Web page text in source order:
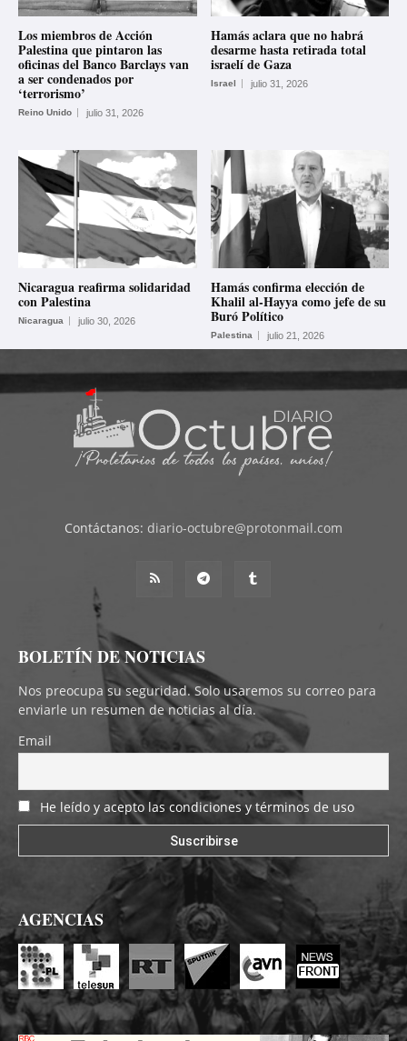
Los miembros de Acción
Palestina que pintaron las
oficinas del Banco Barclays van
a ser condenados por
‘terrorismo’
Reino Unido julio 31, 2026
Hamás aclara que no habrá
desarme hasta retirada total
israelí de Gaza
Israel julio 31, 2026
Nicaragua reafirma solidaridad
con Palestina
Nicaragua julio 30, 2026
Hamás confirma elección de
Khalil al-Hayya como jefe de su
Buró Político
Palestina julio 21, 2026
Contáctanos: diario-octubre@protonmail.com
BOLETÍN DE NOTICIAS
Nos preocupa su seguridad. Solo usaremos su correo para
enviarle un resumen de noticias al día.
Email
He leído y acepto las condiciones y términos de uso
AGENCIAS